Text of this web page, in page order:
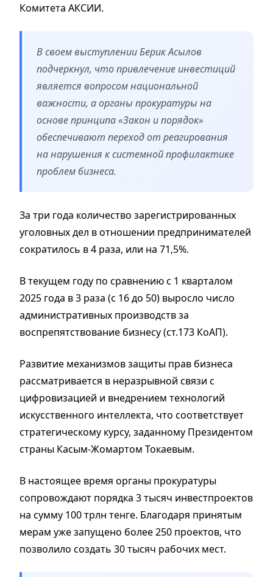
Комитета АКСИИ.
В своем выступлении Берик Асылов
подчеркнул, что привлечение инвестиций
является вопросом национальной
важности, а органы прокуратуры на
основе принципа «Закон и порядок»
обеспечивают переход от реагирования
на нарушения к системной профилактике
проблем бизнеса.
За три года количество зарегистрированных
уголовных дел в отношении предпринимателей
сократилось в 4 раза, или на 71,5%.
В текущем году по сравнению с 1 кварталом
2025 года в 3 раза (с 16 до 50) выросло число
административных производств за
воспрепятствование бизнесу (ст.173 КоАП).
Развитие механизмов защиты прав бизнеса
рассматривается в неразрывной связи с
цифровизацией и внедрением технологий
искусственного интеллекта, что соответствует
стратегическому курсу, заданному Президентом
страны Касым-Жомартом Токаевым.
В настоящее время органы прокуратуры
сопровождают порядка 3 тысяч инвестпроектов
на сумму 100 трлн тенге. Благодаря принятым
мерам уже запущено более 250 проектов, что
позволило создать 30 тысяч рабочих мест.